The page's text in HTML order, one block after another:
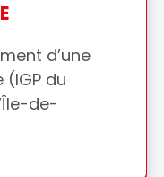
d’une
du
de-